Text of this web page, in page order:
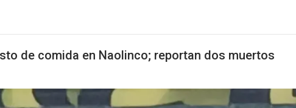
de comida en Naolinco; reportan dos muertos